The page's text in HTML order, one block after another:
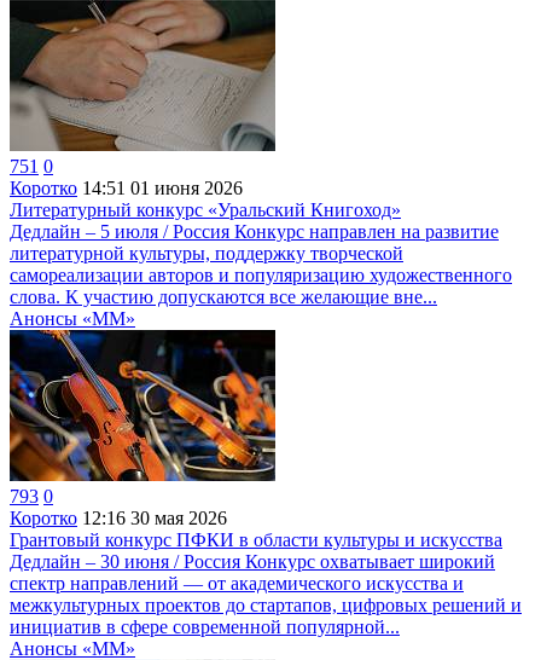
751 0
Коротко 14:51 01 июня 2026
Литературный конкурс «Уральский Книгоход»
Дедлайн – 5 июля / Россия Конкурс направлен на развитие
литературной культуры, поддержку творческой
самореализации авторов и популяризацию художественного
слова. К участию допускаются все желающие вне...
Анонсы «ММ»
793 0
Коротко 12:16 30 мая 2026
Грантовый конкурс ПФКИ в области культуры и искусства
Дедлайн – 30 июня / Россия Конкурс охватывает широкий
спектр направлений — от академического искусства и
межкультурных проектов до стартапов, цифровых решений и
инициатив в сфере современной популярной...
Анонсы «ММ»